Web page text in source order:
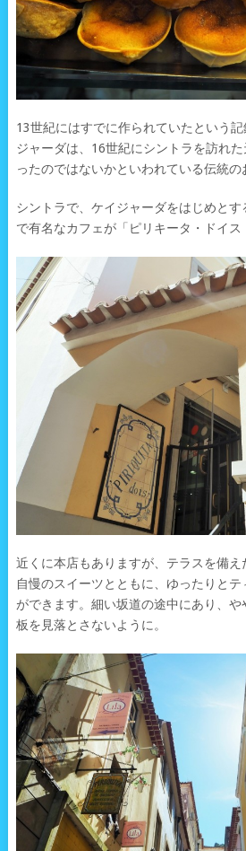
13世紀にはすでに作られていたという
ジャーダは、16世紀にシントラを訪れ
ったのではないかといわれている伝統の
シントラで、ケイジャーダをはじめと
で有名なカフェが「ピリキータ・ドイス
近くに本店もありますが、テラスを備え
自慢のスイーツとともに、ゆったりとテ
ができます。細い坂道の途中にあり、
板を見落とさないように。